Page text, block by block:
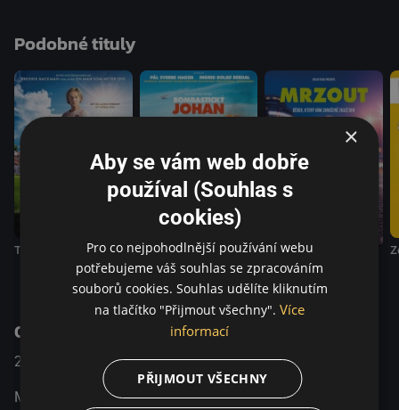
přátelství. Díky tomu pochopíme, proč byl Ove kdysi
příběh o nespolehlivosti prvních dojmů, který je milou
připomínkou toho, že život je sladší, když ho s někým
sdílíme.
Podobné tituly
Tady byla Britt-Marie Bombastický Johan
Mrzout
O pořadu
2015 Sweden Komedie / Drama / Romantický
Morous, kterého budete milovat.
×
Aby se vám web dobře
používal (Souhlas s
cookies)
Pro co nejpohodlnější používání webu
potřebujeme váš souhlas se zpracováním
souborů cookies. Souhlas udělíte kliknutím
na tlačítko "Přijmout všechny". Více
informací
PŘIJMOUT VŠECHNY